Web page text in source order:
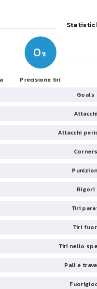
0
Precisione tiri
Goals
Attacchi
Attacchi
Corners
Rigori
Tiri
Tiri
Tiri nello
Pali e